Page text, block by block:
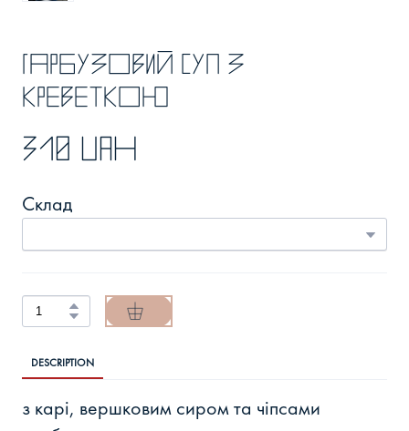
Гарбузовий суп з
креветкою
310 UAH
Склад
DESCRIPTION
з карі, вершковим сиром та чіпсами